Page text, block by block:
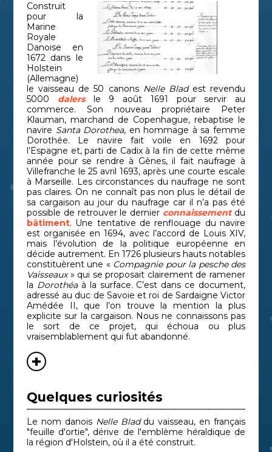
Construit
pour la
Marine
Royale
Danoise en
1672 dans le
Holstein
(Allemagne)
le vaisseau de 50 canons Nelle Bladest revendu
5000 dalers
le 9 août 1691 pour servir au
commerce. Son nouveau propriétaire Peter
Klauman, marchand de Copenhague, rebaptise le
navire Santa Dorothea, en hommage à sa femme
Dorothée. Le navire fait voile en 1692 pour
l’Espagne et, parti de Cadix à la fin de cette même
année pour se rendre à Gênes, il fait naufrage à
Villefranche le 25 avril 1693, après une courte escale
à Marseille. Les circonstances du naufrage ne sont
pas claires. On ne connaît pas non plus le détail de
sa cargaison au jour du naufrage car il n’a pas été
possible de retrouver le dernier connaissement du
bâtiment. Une tentative de renflouage du navire
est organisée en 1694, avec l’accord de Louis XIV,
mais l’évolution de la politique européenne en
décide autrement. En 1726 plusieurs hauts notables
constituèrent une « Compagnie pour la pesche des
Vaisseaux» qui se proposait clairement de ramener
la Dorothéaà la surface. C’est dans ce document,
adressé au duc de Savoie et roi de Sardaigne Victor
Amédée II, que l’on trouve la mention la plus
explicite sur la cargaison. Nous ne connaissons pas
le sort de ce projet, qui échoua ou plus
vraisemblablement qui fut abandonné.
Quelques curiosités
Le nom danois Nelle Bladdu vaisseau, en français
"feuille d'ortie", dérive de l'emblème héraldique de
la région d'Holstein, où il a été construit.